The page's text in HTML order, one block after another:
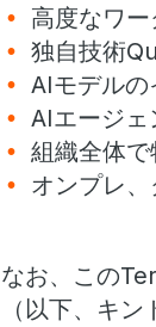
高度なワ
独自技術
AIモデル
AIエージェ
組織全体
オンプレ
なお、この
（以下、キ